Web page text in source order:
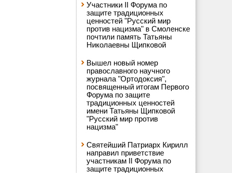
Участники II Форума по
защите традиционных
ценностей "Русский мир
против нацизма" в Смоленске
почтили память Татьяны
Николаевны Щипковой
Вышел новый номер
православного научного
журнала "Ортодоксия",
посвященный итогам Первого
Форума по защите
традиционных ценностей
имени Татьяны Щипковой
"Русский мир против
нацизма"
Святейший Патриарх Кирилл
направил приветствие
участникам II Форума по
защите традиционных